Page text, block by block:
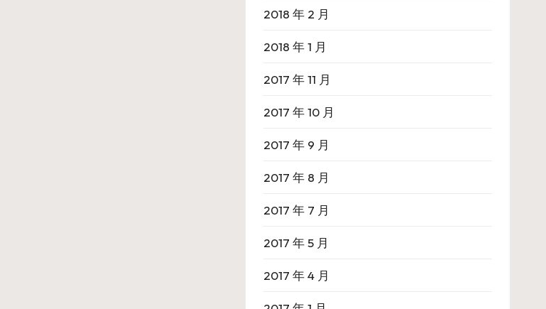
2018 年 2 月
2018 年 1 月
2017 年 11 月
2017 年 10 月
2017 年 9 月
2017 年 8 月
2017 年 7 月
2017 年 5 月
2017 年 4 月